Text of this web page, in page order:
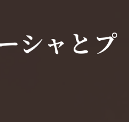
シャとプ